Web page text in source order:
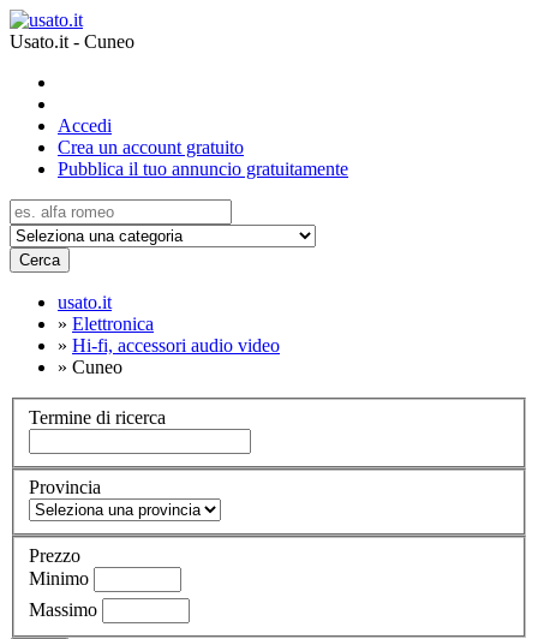
Usato.it - Cuneo
Accedi
Crea un account gratuito
Pubblica il tuo annuncio gratuitamente
Cerca
usato.it
» Elettronica
» Hi-fi, accessori audio video
» Cuneo
Termine di ricerca
Provincia
Prezzo
Minimo
Massimo